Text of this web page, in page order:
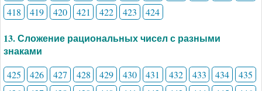
418
419 420 421 422 423 424
13. Сложение рациональных чисел с разными
знаками
425 426 427 428 429 430 431 432 433 434
435